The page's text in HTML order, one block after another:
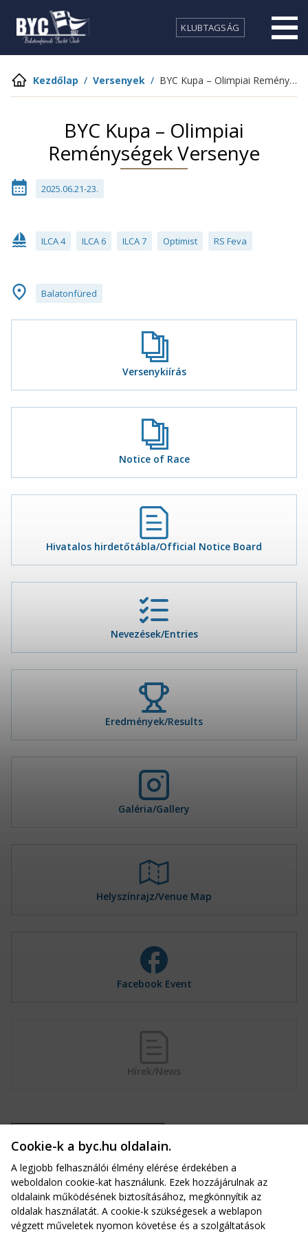
KLUBTAGSÁG
Kezdőlap / Versenyek / BYC Kupa – Olimpiai Reménységek Versenye
BYC Kupa – Olimpiai
Reménységek Versenye
2025.06.21-23.
ILCA 4 ILCA 6 ILCA 7 Optimist RS Feva
Balatonfüred
Versenykiírás
Notice of Race
Hivatalos hirdetőtábla/Official Notice Board
Nevezések/Entries
Eredmények/Results
Galéria/Gallery
Helyszínrajz/Venue Map
Facebook Event
Hírek/News
VISSZA A VERSENYEKHEZ
Balatonfüredi Yacht Club
Cookie-k a byc.hu oldalain.
A legjobb felhasználói élmény elérése érdekében a
weboldalon cookie-kat használunk. Ezek hozzájárulnak az
oldalaink működésének biztosításához, megkönnyítik az
oldalak használatát. A cookie-k szükségesek a weblapon
végzett műveletek nyomon követése és a szolgáltatások